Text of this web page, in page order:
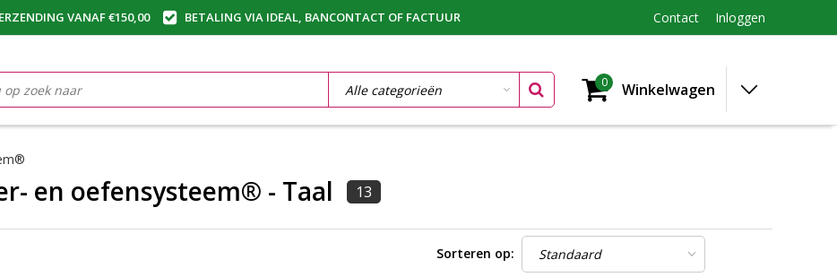
VANAF €150,00 BETALING VIA IDEAL, BANCONTACT OF FACTUUR Contact Inloggen
0 Winkelwagen
en oefensysteem® - Taal 13
Sorteren op: